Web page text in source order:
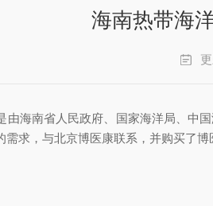
海南热带海
由海南省人民政府、国家海洋局、中
求，与北京博医康联系，并购买了